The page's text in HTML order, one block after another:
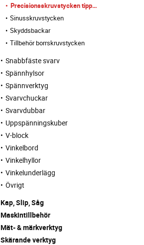
Precisionsskruvstycken tippbara-vridbara
Sinusskruvstycken
Skyddsbackar
Tillbehör borrskruvstycken
Snabbfäste svarv
Spännhylsor
Spännverktyg
Svarvchuckar
Svarvdubbar
Uppspänningskuber
V-block
Vinkelbord
Vinkelhyllor
Vinkelunderlägg
Övrigt
Kap, Slip, Såg
Maskintillbehör
Mät- & märkverktyg
Skärande verktyg